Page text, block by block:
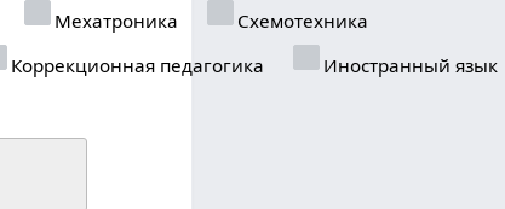
Мехатроника
Схемотехника
Коррекционная педагогика
Иностранный язык